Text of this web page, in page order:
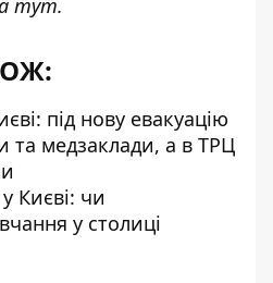
тут.
під нову евакуацію
та медзаклади, а в ТРЦ
Києві: чи
у столиці